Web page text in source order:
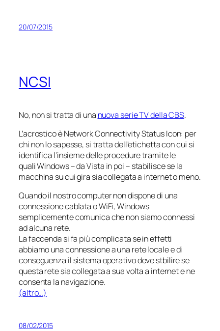
20/07/2015
NCSI
No, non si tratta di una nuova serie TV della CBS.
L’acrostico èNetwork Connectivity Status Icon: per
chi non lo sapesse, si tratta dell’etichetta con cui si
identifica l’insieme delle procedure tramite le
quali Windows – daVista in poi – stabilisce se la
macchina su cui gira sia collegata a internet o meno.
Quando il nostro computer non dispone di una
connessione cablata o WiFi, Windows
semplicemente comunica che non siamo connessi
ad alcuna rete.
La faccenda si fa più complicata se in effetti
abbiamo una connessione a una rete locale e di
conseguenza il sistema operativo deve stbilire se
questa rete sia collegata a sua volta a internet e ne
consenta la navigazione.
(altro…)
08/02/2015